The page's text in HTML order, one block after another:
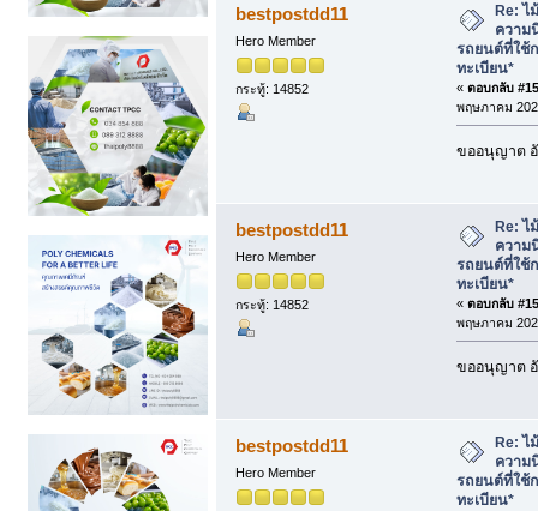
bestpostdd11
Hero Member
กระทู้: 14852
Re: ไ
ความ
รถยนต์ที่ใช้
ทะเบียน*
« ตอบกลับ
พฤษภาคม
ขออนุญาต
bestpostdd11
Hero Member
กระทู้: 14852
Re:
ความ
รถยนต์ที่ใช้
ทะเบียน*
« ตอบกลับ
พฤษภาคม
ขออนุญาต
bestpostdd11
Hero Member
Re:
ความ
รถยนต์ที่ใช้
ทะเบียน*